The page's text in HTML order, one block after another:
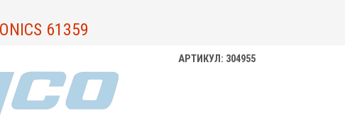
61359
АРТИКУЛ: 304955